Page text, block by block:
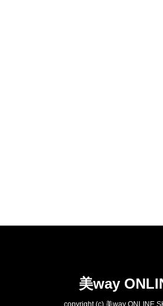
美way
copyright (c) 美way ONLINE